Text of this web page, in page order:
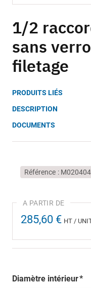
to
the
beginning
of
the
gallery
1/2
sans
filetage
PRODUITS LIÉS
DESCRIPTION
DOCUMENTS
Référence M020404
285,60 € HT /
Diamètre intérieur